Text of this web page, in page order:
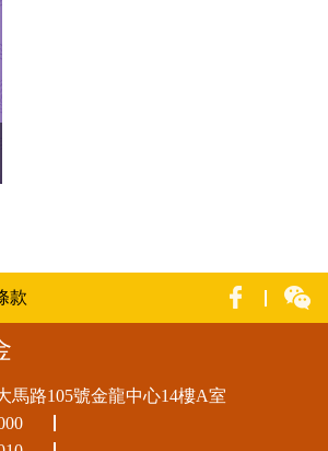
款
馬路105號金龍中心14樓A室